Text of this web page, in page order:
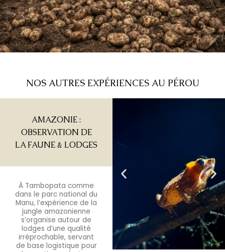
NOS AUTRES EXPÉRIENCES AU PÉROU
AMAZONIE :
OBSERVATION DE
LA FAUNE & LODGES
À Tambopata comme
dans le parc national du
Manu, l’expérience de la
jungle amazonienne
s’organise autour de
lodges d’une qualité
irréprochable, servant
de base logistique pour